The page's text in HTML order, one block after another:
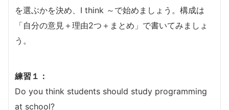
を選ぶかを決め、I think ～で始めましょう。構成は
「自分の意見＋理由2つ＋まとめ」で書いてみましょ
う。
練習１：
Do you think students should study programming
at school?